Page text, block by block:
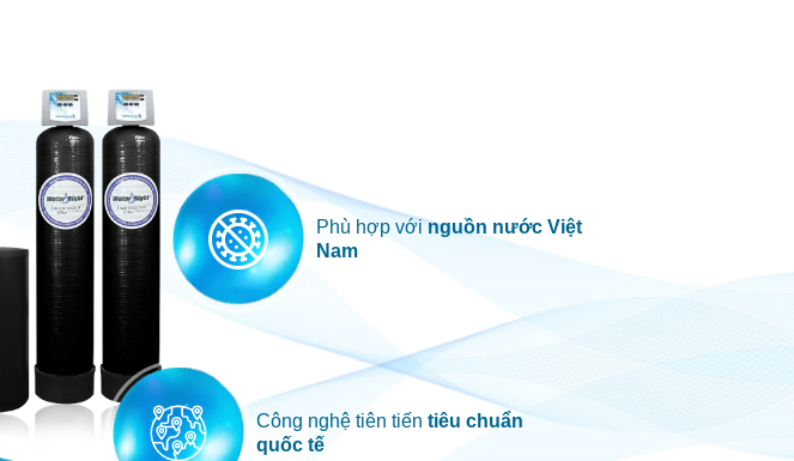
Công nghệ tiên tiến tiêu chuẩn
quốc tế
Phù hợp vớinguồn nước Việt
Nam